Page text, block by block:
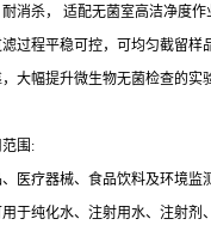
消杀， 适配无菌室高洁净度
过程平稳可控，可均匀截留样
大幅提升微生物无菌检查的实
围:
医疗器械、食品饮料及环境监
于纯化水、注射用水、注射剂